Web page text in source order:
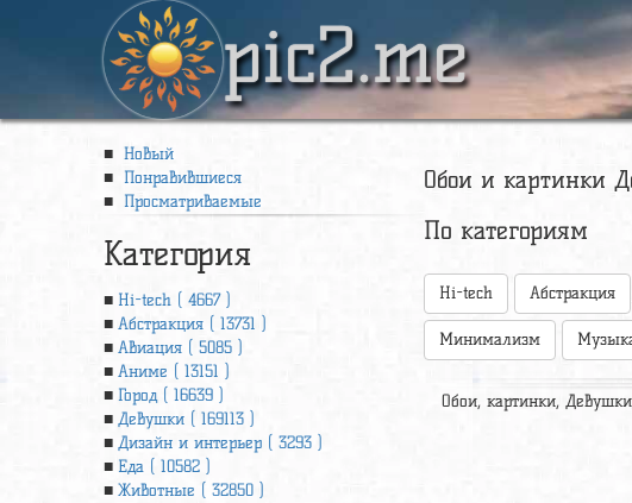
pic2.me
Новый
Понравившиеся
Просматриваемые
Категория
Hi-tech ( 4667 )
Абстракция ( 13731 )
Авиация ( 5085 )
Аниме ( 13151 )
Город ( 16639 )
Девушки ( 169113 )
Дизайн и интерьер ( 3293 )
Еда ( 10582 )
Животные ( 32850 )
Обои и картинки
По категориям
Hi-tech Абстракция
Минимализм
Обои, картинки,